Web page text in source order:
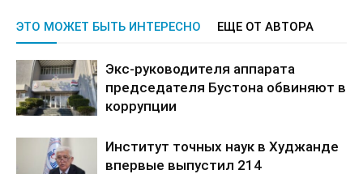
ЭТО МОЖЕТ БЫТЬ ИНТЕРЕСНО ЕЩЕ ОТ АВТОРА
Экс-руководителя аппарата
председателя Бустона обвиняют в
коррупции
Институт точных наук в Худжанде
впервые выпустил 214